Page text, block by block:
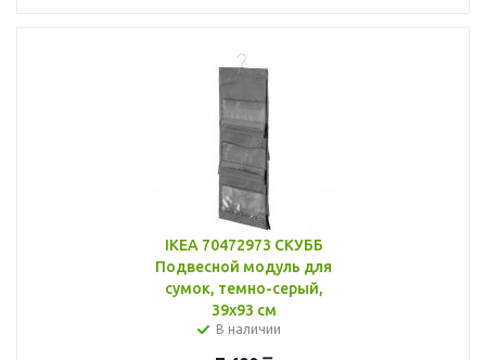
IKEA 70472973 СКУББ
Подвесной модуль для
сумок, темно-серый,
39x93 см
В наличии